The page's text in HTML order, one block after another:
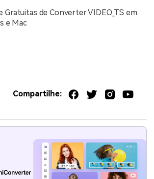
Gratuitas de Converter VIDEO_TS em
e Mac
Compartilhe: